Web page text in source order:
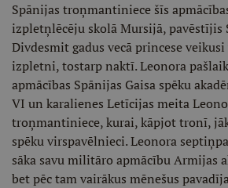
Spānijas troņmantiniece šīs
izpletņlēcēju skolā Mursijā, pavēstījis
Divdesmit gadus vecā princese
izpletni, tostarp naktī. Leonora
apmācības Spānijas Gaisa spēku
VI un karalienes Letīcijas meita
troņmantiniece, kurai, kāpjot tronī,
spēku virspavēlnieci. Leonora
sāka savu militāro apmācību Armijas
bet pēc tam vairākus mēnešus